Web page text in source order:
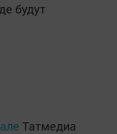
будут
Татмедиа